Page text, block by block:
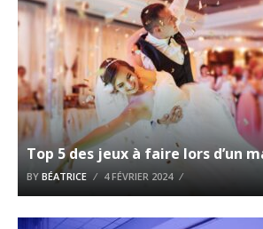
Top 5 des jeux à faire lors d’un
BY BÉATRICE 4 FÉVRIER 2024